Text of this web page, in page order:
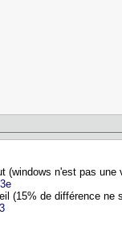
(windows n'est pas
(15% de différence ne